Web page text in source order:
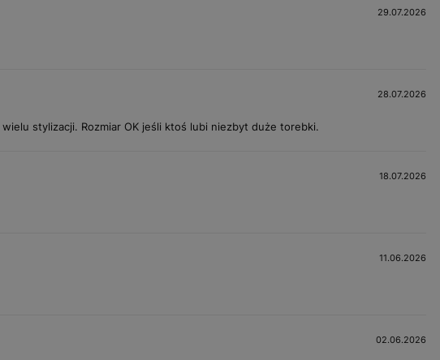
29.07.2026
28.07.2026
stylizacji. Rozmiar OK jeśli ktoś lubi niezbyt duże torebki.
18.07.2026
11.06.2026
02.06.2026